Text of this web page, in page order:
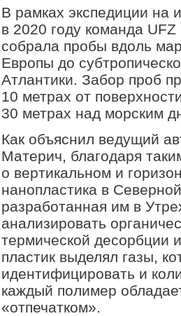
В рамках экспедиции на
в 2020 году команда UFZ
собрала пробы вдоль
Европы до
Атлантики. Забор проб
10 метрах от
30 метрах над морским
Как объяснил ведущий
Материч, благодаря
о вертикальном и
нанопластика в
разработанная им в
анализировать
термической десорбции
пластик выделял газы,
идентифицировать и
каждый полимер
«отпечатком».